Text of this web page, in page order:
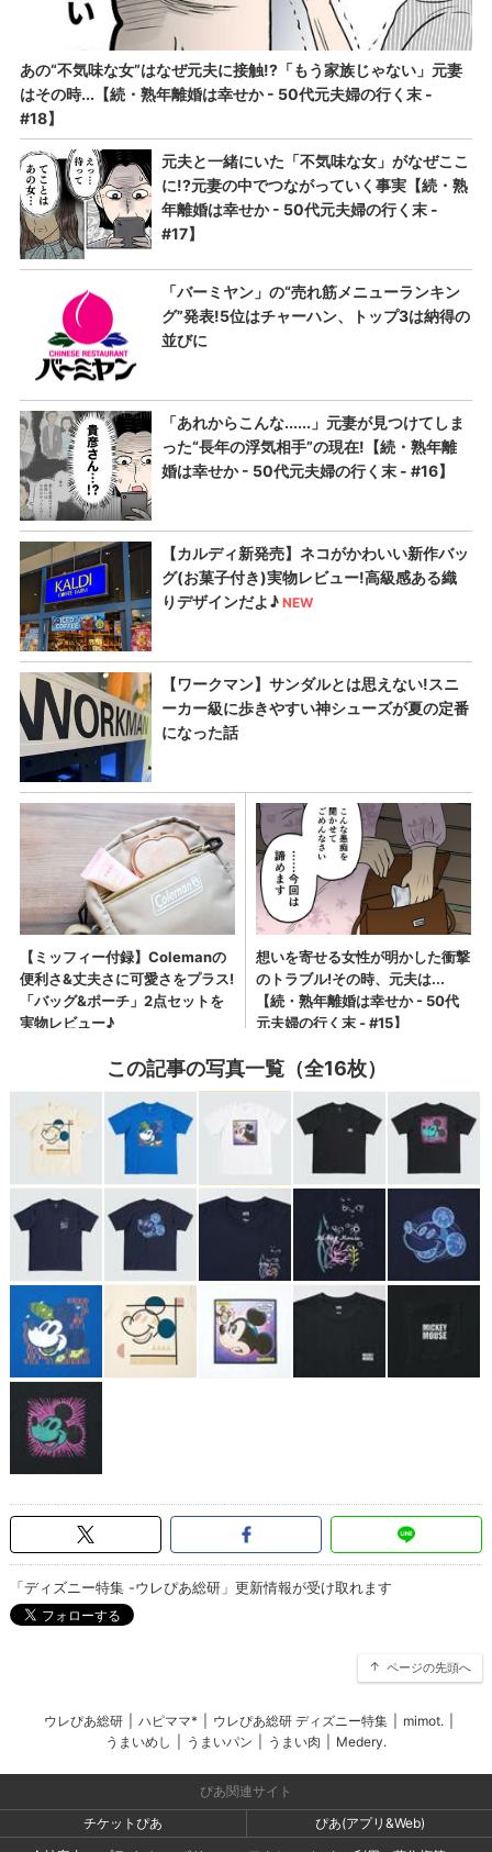
この記事の写真一覧（全16枚）
「ディズニー特集 -ウレぴあ総研」更新情報が受け取れます
ページの先頭へ
ウレぴあ総研 ハピママ* ウレぴあ総研 ディズニー特集 mimot.
うまいめし
うまいパン うまい肉 Medery.
ぴあ関連サイト
チケットぴあ
ぴあ(アプリ&Web)